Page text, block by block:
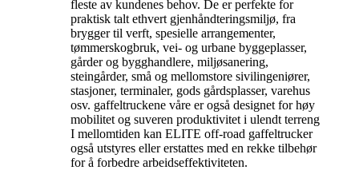
fleste av kundenes behov. De er perfekte for
praktisk talt ethvert gjenhåndteringsmiljø, fra
brygger til verft, spesielle arrangementer,
tømmerskogbruk, vei- og urbane byggeplasser,
gårder og bygghandlere, miljøsanering,
steingårder, små og mellomstore sivilingeniører,
stasjoner, terminaler, gods gårdsplasser, varehus
osv. gaffeltruckene våre er også designet for høy
mobilitet og suveren produktivitet i ulendt terreng
I mellomtiden kan ELITE off-road gaffeltrucker
også utstyres eller erstattes med en rekke tilbehør
for å forbedre arbeidseffektiviteten.